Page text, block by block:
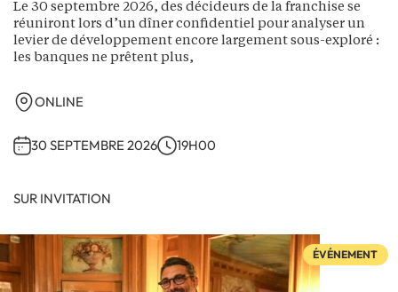
Le 30 septembre 2026, des décideurs de la franchise se
réuniront lors d’un dîner confidentiel pour analyser un
levier de développement encore largement sous-exploré :
les banques ne prêtent plus,
ONLINE
30 SEPTEMBRE 2026 19H00
SUR INVITATION
ÉVÉNEMENT